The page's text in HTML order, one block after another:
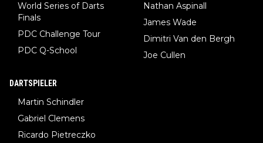
World Series of Darts
Finals
PDC Challenge Tour
PDC Q-School
Nathan Aspinall
James Wade
Dimitri Van den Bergh
Joe Cullen
DARTSPIELER
Martin Schindler
Gabriel Clemens
Ricardo Pietreczko